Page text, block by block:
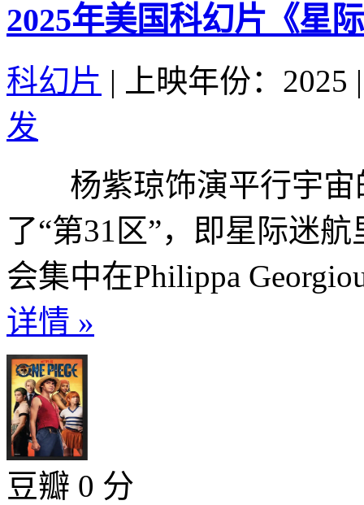
2025年美国科幻片《星
科幻片 | 上映年份：2025 |
发
杨紫琼饰演平行宇宙
了“第31区”，即星际
会集中在Philippa
详情 »
豆瓣 0 分